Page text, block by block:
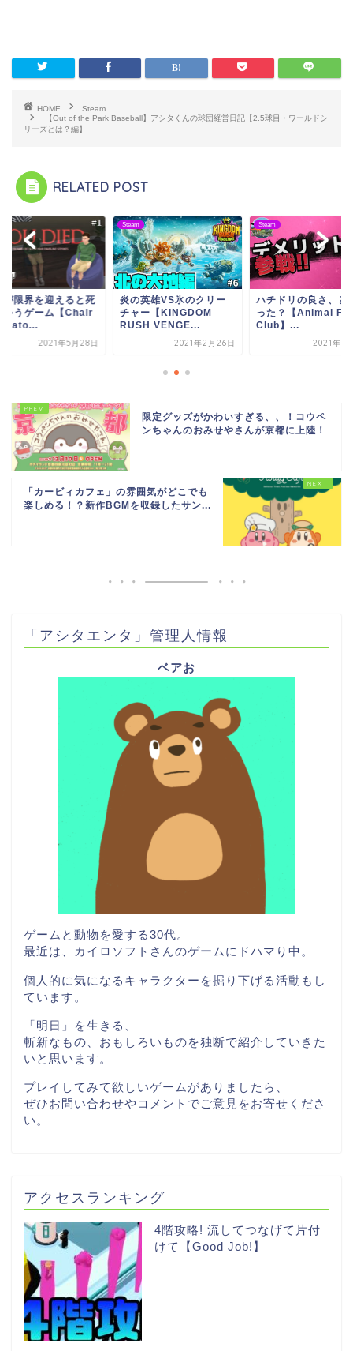
HOME
Steam
【Out of the Park Baseball】アシタくんの球団経営日記【2.5球目・ワールドシ
リーズとは？編】
RELATED POST
が限界を迎えると死
ゃうゲーム【Chair
2021年5月28日
Steam
炎の英雄VS氷のクリー
チャー【KINGDOM
RUSH VENGE...
2021年2月26日
Steam
ハチドリの良さ、ど
った？【Animal
Club】...
2021年7
限定グッズがかわいすぎる、、！コウペ
ンちゃんのおみせやさんが京都に上陸！
「カービィカフェ」の雰囲気がどこでも
楽しめる！？新作BGMを収録したサン...
「アシタエンタ」管理人情報
ベアお
ゲームと動物を愛する30代。
最近は、カイロソフトさんのゲームにドハマり中。
個人的に気になるキャラクターを掘り下げる活動もし
ています。
「明日」を生きる、
斬新なもの、おもしろいものを独断で紹介していきた
いと思います。
プレイしてみて欲しいゲームがありましたら、
ぜひお問い合わせやコメントでご意見をお寄せくださ
い。
アクセスランキング
4階攻略! 流してつなげて片付
けて【Good Job!】